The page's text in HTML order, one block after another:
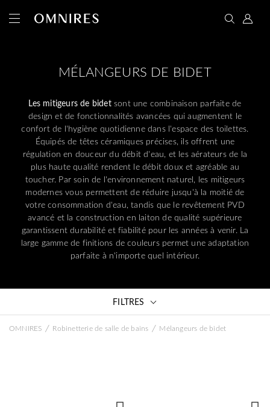
MÉLANGEURS DE BIDET
Les mitigeurs de bidetsont une combinaison parfaite de
design et de fonctionnalités avancées qui augmentent le
confort de l'hygiène quotidienne dans l'espace des toilettes.
Équipés de têtes céramiques précises, ils offrent une
régulation en douceur du débit d'eau, et les aérateurs de la
plus haute qualité rendent le débit doux et agréable au
toucher. Par soin de l'environnement naturel, les mitigeurs
modernes vous permettent de réduire jusqu'à la moitié de
votre consommation d'eau, tandis que le revêtement PVD
avancé et la construction en laiton de qualité supérieure
garantissent durabilité et fiabilité pour les années à venir. La
large gamme de finitions de couleurs permet une adaptation
parfaite à n'importe quel intérieur.
FILTRES
OMNIRES / Robinetterie de salle de bains / Mélangeurs de bidet